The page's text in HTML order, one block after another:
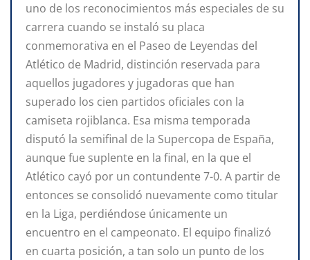
uno de los reconocimientos más especiales de su
carrera cuando se instaló su placa
conmemorativa en el Paseo de Leyendas del
Atlético de Madrid, distinción reservada para
aquellos jugadores y jugadoras que han
superado los cien partidos oficiales con la
camiseta rojiblanca. Esa misma temporada
disputó la semifinal de la Supercopa de España,
aunque fue suplente en la final, en la que el
Atlético cayó por un contundente 7-0. A partir de
entonces se consolidó nuevamente como titular
en la Liga, perdiéndose únicamente un
encuentro en el campeonato. El equipo finalizó
en cuarta posición, a tan solo un punto de los